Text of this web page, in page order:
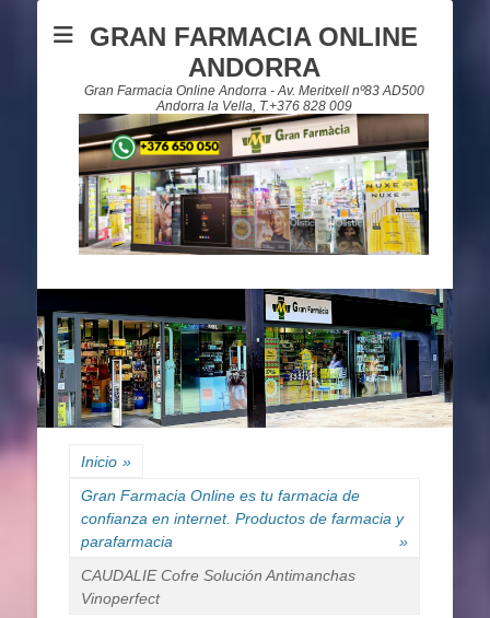
GRAN FARMACIA ONLINE
ANDORRA
Gran Farmacia Online Andorra - Av. Meritxell nº83 AD500
Andorra la Vella, T.+376 828 009
Inicio »
Gran Farmacia Online es tu farmacia de
confianza en internet. Productos de farmacia y
parafarmacia
»
CAUDALIE Cofre Solución Antimanchas
Vinoperfect